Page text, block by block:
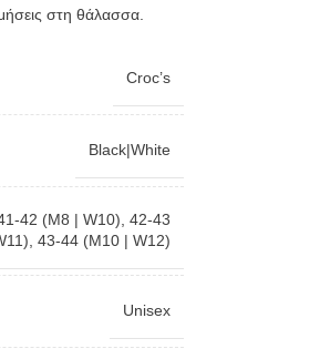
στη θάλασσα.
Croc’s
Black|White
42 (M8 | W10) 42-43
43-44 (M10 | W12)
Unisex